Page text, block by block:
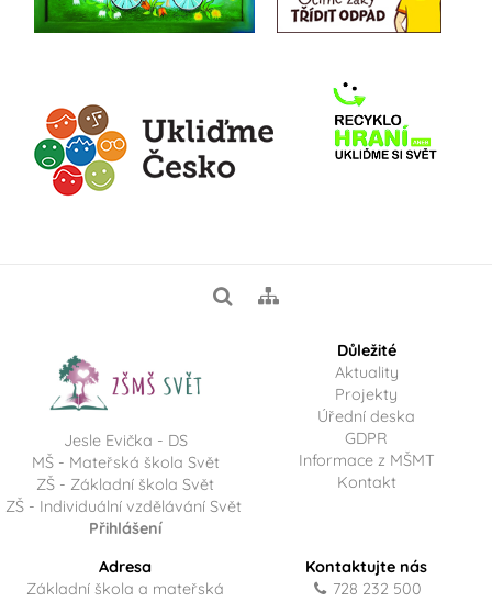
Jesle Evička - DS
MŠ - Mateřská škola Svět
ZŠ - Základní škola Svět
ZŠ - Individuální vzdělávání Svět
Přihlášení
Důležité
Aktuality
Projekty
Úřední deska
GDPR
Informace z MŠMT
Kontakt
Adresa
Základní škola a mateřská
Kontaktujte nás
728 232 500